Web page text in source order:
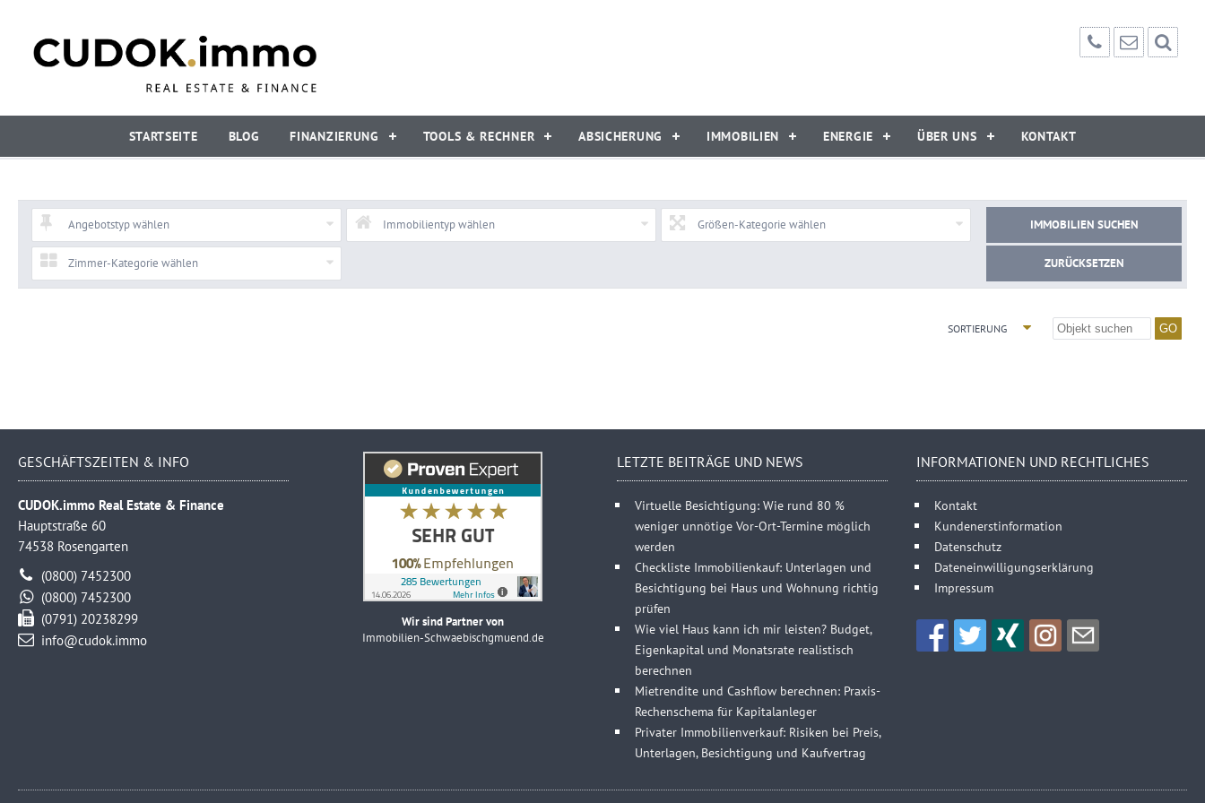
STARTSEITE BLOG FINANZIERUNG TOOLS & RECHNER ABSICHERUNG IMMOBILIEN ENERGIE ÜBER UNS KONTAKT
Angebotstyp wählen Immobilientyp wählen Größen-Kategorie wählen
Zimmer-Kategorie wählen
IMMOBILIEN SUCHEN
ZURÜCKSETZEN
SORTIERUNG
GESCHÄFTSZEITEN & INFO
CUDOK.immo Real Estate & Finance
Hauptstraße 60
74538 Rosengarten
(0800) 7452300
(0800) 7452300
(0791) 20238299
info@cudok.immo
Wir sind Partner von
Immobilien-Schwaebischgmuend.de
LETZTE BEITRÄGE UND NEWS
Virtuelle Besichtigung: Wie rund 80 %
weniger unnötige Vor-Ort-Termine möglich
werden
Checkliste Immobilienkauf: Unterlagen und
Besichtigung bei Haus und Wohnung richtig
prüfen
Wie viel Haus kann ich mir leisten? Budget,
Eigenkapital und Monatsrate realistisch
berechnen
Mietrendite und Cashflow berechnen: Praxis-
Rechenschema für Kapitalanleger
Privater Immobilienverkauf: Risiken bei Preis,
Unterlagen, Besichtigung und Kaufvertrag
INFORMATIONEN UND RECHTLICHES
Kontakt
Kundenerstinformation
Datenschutz
Dateneinwilligungserklärung
Impressum